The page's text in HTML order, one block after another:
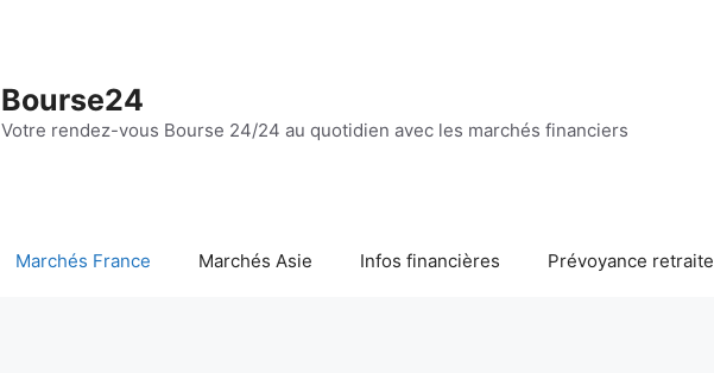
Bourse24
Votre rendez-vous Bourse 24/24 au quotidien avec les marchés financiers
Marchés France Marchés Asie Infos financières Prévoyance retraite